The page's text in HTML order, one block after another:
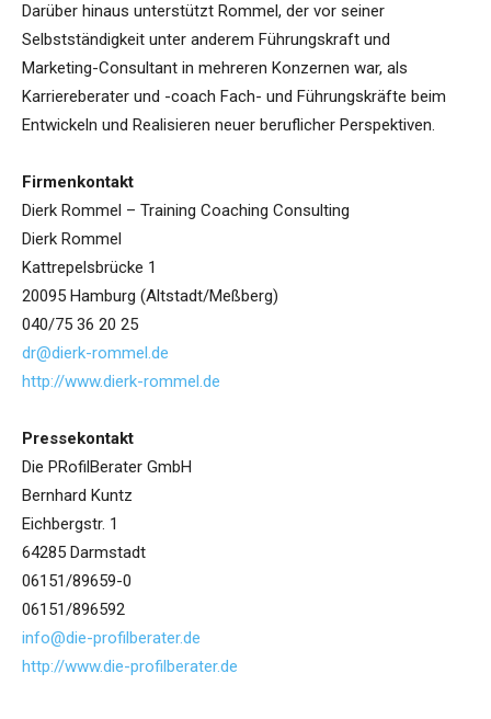
Darüber hinaus unterstützt Rommel, der vor seiner
Selbstständigkeit unter anderem Führungskraft und
Marketing-Consultant in mehreren Konzernen war, als
Karriereberater und -coach Fach- und Führungskräfte beim
Entwickeln und Realisieren neuer beruflicher Perspektiven.
Firmenkontakt
Dierk Rommel – Training Coaching Consulting
Dierk Rommel
Kattrepelsbrücke 1
20095 Hamburg (Altstadt/Meßberg)
040/75 36 20 25
dr@dierk-rommel.de
http://www.dierk-rommel.de
Pressekontakt
Die PRofilBerater GmbH
Bernhard Kuntz
Eichbergstr. 1
64285 Darmstadt
06151/89659-0
06151/896592
info@die-profilberater.de
http://www.die-profilberater.de